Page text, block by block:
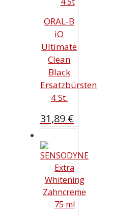
ORAL-B
iO
Ultimate
Clean
Black
Ersatzbürsten
4 St.
31,89 €